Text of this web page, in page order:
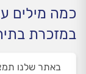
כמה מילים
במזכרת